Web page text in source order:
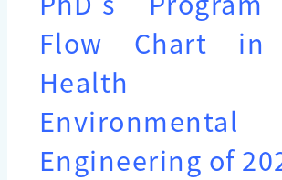
Flow Chart in
Health
Environmental
Engineering of